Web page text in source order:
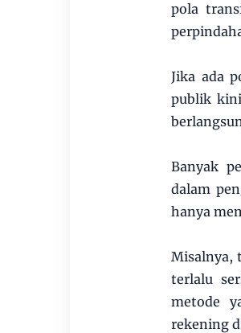
pola
Jika ada
publik kini
Banyak
dalam
hanya
Misalnya,
terlalu
metode
rekening